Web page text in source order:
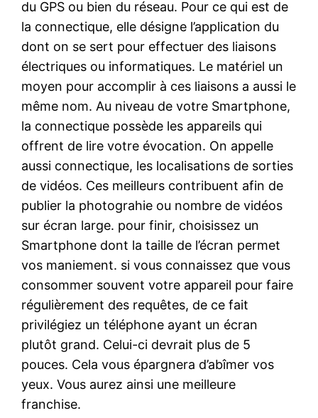
du GPS ou bien du réseau. Pour ce qui est de
la connectique, elle désigne l’application du
dont on se sert pour effectuer des liaisons
électriques ou informatiques. Le matériel un
moyen pour accomplir à ces liaisons a aussi le
même nom. Au niveau de votre Smartphone,
la connectique possède les appareils qui
offrent de lire votre évocation. On appelle
aussi connectique, les localisations de sorties
de vidéos. Ces meilleurs contribuent afin de
publier la photograhie ou nombre de vidéos
sur écran large. pour finir, choisissez un
Smartphone dont la taille de l’écran permet
vos maniement. si vous connaissez que vous
consommer souvent votre appareil pour faire
régulièrement des requêtes, de ce fait
privilégiez un téléphone ayant un écran
plutôt grand. Celui-ci devrait plus de 5
pouces. Cela vous épargnera d’abîmer vos
yeux. Vous aurez ainsi une meilleure
franchise.